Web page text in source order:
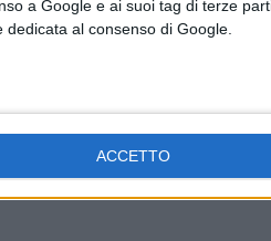
a Google e ai suoi tag di terze
al consenso di Google.
ACCETTO